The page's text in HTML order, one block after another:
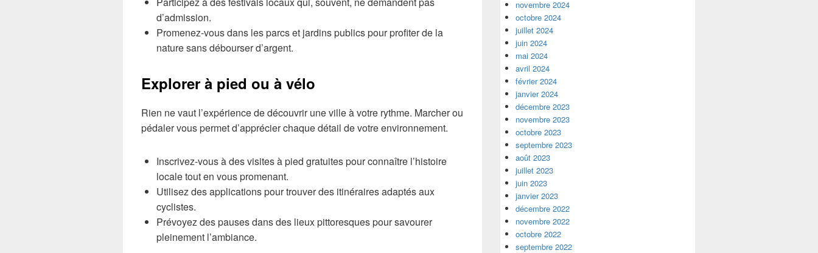
d’admission.
Promenez-vous dans les parcs et jardins publics pour profiter de la
nature sans débourser d’argent.
Explorer à pied ou à vélo
Rien ne vaut l’expérience de découvrir une ville à votre rythme. Marcher ou
pédaler vous permet d’apprécier chaque détail de votre environnement.
Inscrivez-vous à des visites à pied gratuites pour connaître l’histoire
locale tout en vous promenant.
Utilisez des applications pour trouver des itinéraires adaptés aux
cyclistes.
Prévoyez des pauses dans des lieux pittoresques pour savourer
pleinement l’ambiance.
novembre 2024
octobre 2024
juillet 2024
juin 2024
mai 2024
avril 2024
février 2024
janvier 2024
décembre 2023
novembre 2023
octobre 2023
septembre 2023
août 2023
juillet 2023
juin 2023
janvier 2023
décembre 2022
novembre 2022
octobre 2022
septembre 2022